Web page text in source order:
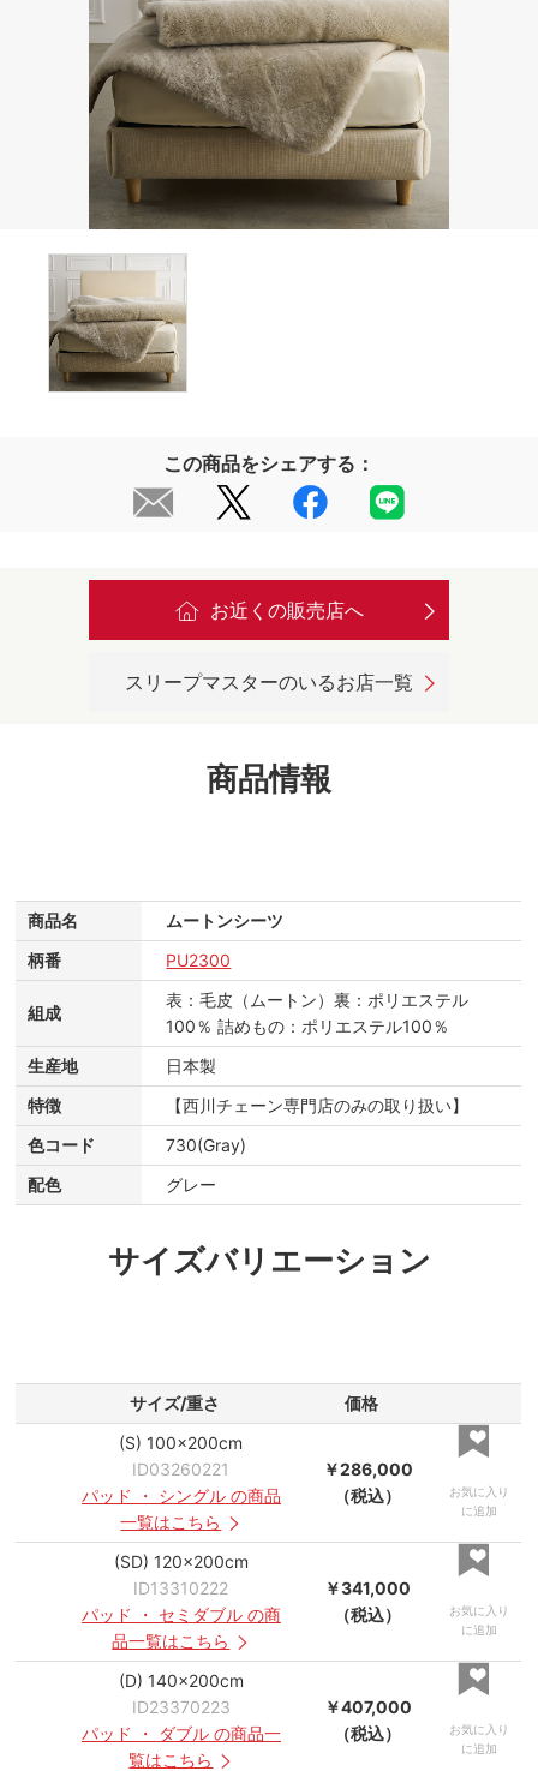
この商品をシェアする：
お近くの販売店へ
スリープマスターのいるお店一覧
商品情報
商品名
ムートンシーツ
柄番
PU2300
組成
表：毛皮（ムートン）裏：ポリエステル
100％ 詰めもの：ポリエステル100％
生産地
日本製
特徴
【西川チェーン専門店のみの取り扱い】
色コード
730(Gray)
配色
グレー
サイズバリエーション
サイズ/重さ
価格
(S) 100×200cm
ID03260221
パッド
・ シングルの商品
一覧はこちら
￥286,000
（税込）
お気に入り
に追加
(SD) 120×200cm
ID13310222
パッド
・ セミダブルの商
品一覧はこちら
￥341,000
（税込）
お気に入り
に追加
(D) 140×200cm
ID23370223
パッド
・ ダブルの商品一
覧はこちら
￥407,000
（税込）
お気に入り
に追加